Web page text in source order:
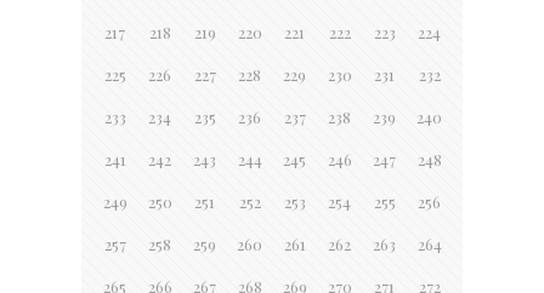
217 218 219 220 221 222 223 224
225 226 227 228 229 230 231 232
233 234 235 236 237 238 239 240
241 242 243 244 245 246 247 248
249 250 251 252 253 254 255 256
257 258 259 260 261 262 263 264
265 266 267 268 269 270 271 272